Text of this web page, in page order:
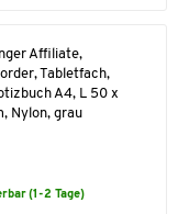
Affiliate,
Tabletfach,
A4, L 50 x
Nylon, grau
(1-2 Tage)